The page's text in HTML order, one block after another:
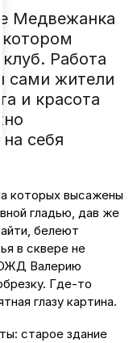
Медвежанка
Работа
сами жители
и красота
себя
которых высажены
гладью, дав же
белеют
в сквере не
ОЖД Валерию
Где-то
глазу картина.
старое здание